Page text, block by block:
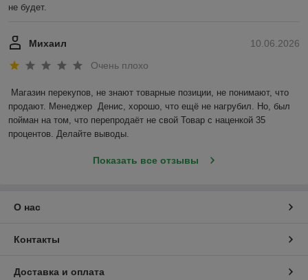
не будет.
10.06.2026
Михаил
Очень плохо
Магазин перекупов, не знают товарные позиции, не понимают, что
продают. Менеджер  Денис, хорошо, что ещё не нагрубил. Но, был
пойман на том, что перепродаёт не свой Товар с наценкой 35
процентов. Делайте выводы.
Показать все отзывы
О нас
Контакты
Доставка и оплата